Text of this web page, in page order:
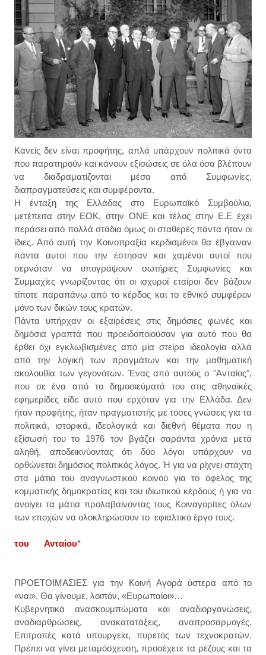
Κανείς δεν είναι προφήτης, απλά υπάρχουν πολιτικά όντα
που παρατηρούν και κάνουν εξισώσεις σε όλα όσα βλέπουν
να διαδραματίζονται μέσα από Συμφωνίες,
διαπραγματεύσεις και συμφέροντα.
Η ένταξη της Ελλάδας στο Ευρωπαϊκό Συμβούλιο,
μετέπειτα στην ΕΟΚ, στην ΟΝΕ και τέλος στην Ε.Ε έχει
περάσει από πολλά στάδια όμως οι σταθερές πάντα ήταν οι
ίδιες. Από αυτή την Κοινοπραξία κερδισμένοι θα έβγαιναν
πάντα αυτοί που την έστησαν και χαμένοι αυτοί που
σερνόταν να υπογράψουν σωτήριες Συμφωνίες και
Συμμαχίες γνωρίζοντας ότι οι ισχυροί εταίροι δεν βάζουν
τίποτε παραπάνω από το κέρδος και το εθνικό συμφέρον
μόνο των δικών τους κρατών.
Πάντα υπήρχαν οι εξαιρέσεις στις δημόσιες φωνές και
δημόσια γραπτά που προειδοποιούσαν για αυτό που θα
έρθει όχι εγκλωβισμένες από μία στείρα ιδεολογία αλλά
από την λογική των πραγμάτων και την μαθηματική
ακολουθία των γεγονότων. Ένας από αυτούς ο "Ανταίος",
που σε ένα από τα δημοσιεύματά του στις αθηναϊκές
εφημερίδες είδε αυτό που ερχόταν για την Ελλάδα. Δεν
ήταν προφήτης, ήταν πραγματιστής με τόσες γνώσεις για τα
πολιτικά, ιστορικά, ιδεολογικά και διεθνή θέματα που η
εξίσωσή του το 1976 τον βγάζει σαράντα χρόνια μετά
αληθή, αποδεικνύοντας ότι δύο λόγοι υπάρχουν να
ορθώνεται δημόσιος πολιτικός λόγος. Ή για να ρίχνει στάχτη
στα μάτια του αναγνωστικού κοινού για το όφελος της
κομματικής δημοκρατίας και του ιδιωτικού κέρδους ή για να
ανοίγει τα μάτια προλαβαίνοντας τους Κοιναγορίτες όλων
των εποχών να ολοκληρώσουν το εφιαλτικό έργο τους.
του Ανταίου*
ΠΡΟΕΤΟΙΜΑΣΙΕΣ για την Κοινή Αγορά ύστερα από το
«ναι». Θα γίνουμε, λοιπόν, «Ευρωπαίοι»…
Κυβερνητικά ανασκουμπώματα και αναδιοργανώσεις,
αναδιαρθρώσεις, ανακατατάξεις, αναπροσαρμογές.
Επιτροπές κατά υπουργεία, πυρετός των τεχνοκρατών.
Πρέπει να γίνει μεταμόσχευση, προσέχετε τα ρέζους και τα